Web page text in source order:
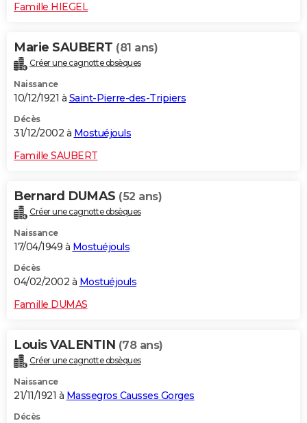
Famille HIEGEL
Marie SAUBERT (81 ans)
Créer une cagnotte obsèques
Naissance
10/12/1921 à Saint-Pierre-des-Tripiers
Décès
31/12/2002 à Mostuéjouls
Famille SAUBERT
Bernard DUMAS (52 ans)
Créer une cagnotte obsèques
Naissance
17/04/1949 à Mostuéjouls
Décès
04/02/2002 à Mostuéjouls
Famille DUMAS
Louis VALENTIN (78 ans)
Créer une cagnotte obsèques
Naissance
21/11/1921 à Massegros Causses Gorges
Décès